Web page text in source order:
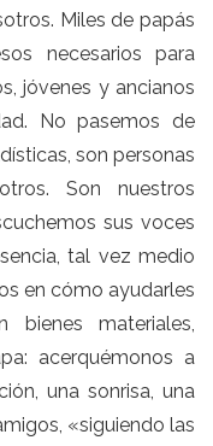
Miles de papás
necesarios para
jóvenes y ancianos
No pasemos de
son personas
Son nuestros
sus voces
tal vez medio
en cómo ayudarles
materiales,
acerquémonos a
una sonrisa, una
«siguiendo las